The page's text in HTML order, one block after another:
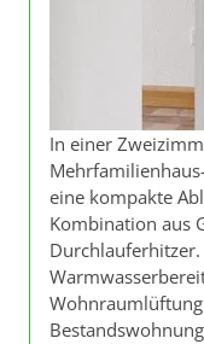
In einer
eine kompakte
Kombination aus